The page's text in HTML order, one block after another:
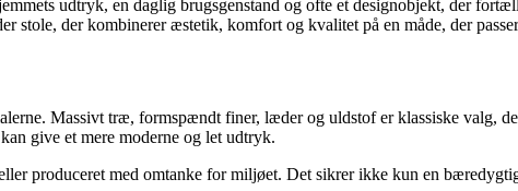
udtryk, en daglig brugsgenstand og ofte et designobjekt, der
stole, der kombinerer æstetik, komfort og kvalitet på en måde, der
Massivt træ, formspændt finer, læder og uldstof er klassiske valg,
give et mere moderne og let udtryk.
produceret med omtanke for miljøet. Det sikrer ikke kun en